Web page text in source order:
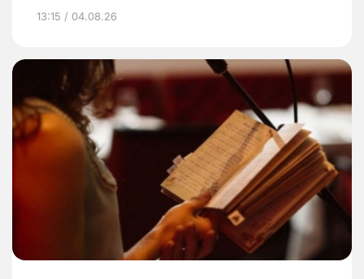
13:15 / 04.08.26